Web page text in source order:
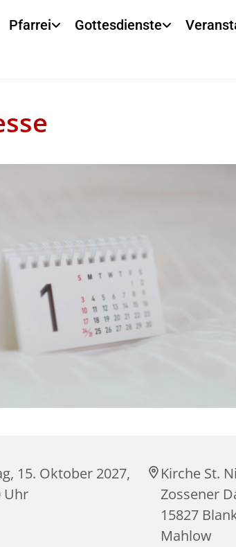
Pfarrei Gottesdienste
15. Oktober 2027,
Uhr
Kirche St.
Zossener
15827
Mahlow